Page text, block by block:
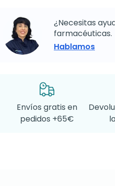
¿Necesitas
farmacéuticas.
Hablamos
Envíos gratis en
pedidos +65€